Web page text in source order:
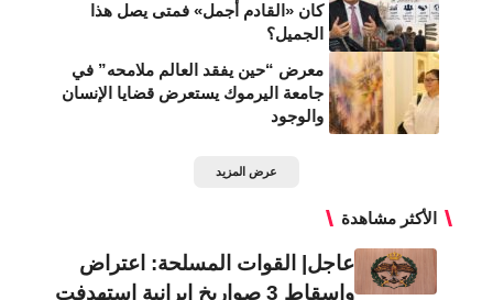
كان «القادم أجمل» فمتى يصل هذا
الجميل؟
معرض “حين يفقد العالم ملامحه” في
جامعة اليرموك يستعرض قضايا الإنسان
والوجود
عرض المزيد
الأكثر مشاهدة
عاجل| القوات المسلحة: اعتراض
وإسقاط 3 صواريخ إيرانية استهدفت